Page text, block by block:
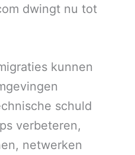
dwingt nu tot
kunnen
schuld
verbeteren,
netwerken